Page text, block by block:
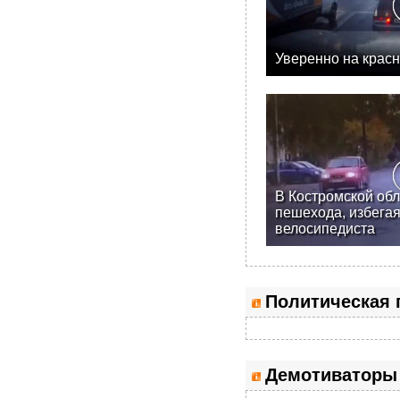
Уверенно на
В Костромской
пешехода,
велосипедиста
Политическая
Демотиваторы